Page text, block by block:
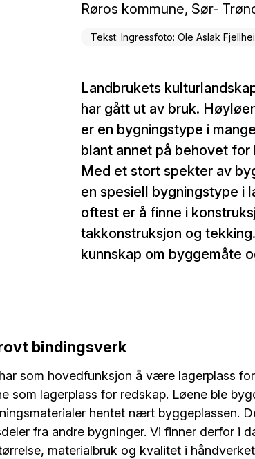
Røros kommune, Sør-
Tekst: Ingressfoto: Ole Aslak
Landbrukets
har gått ut av bruk.
er en bygningstype i
blant annet på behovet
Med et stort spekter av
en spesiell bygningstype i
oftest er å finne i
takkonstruksjon og
kunnskap om byggemåte
bindingsverk
som hovedfunksjon å være lagerplass
som lagerplass for redskap. Løene ble
hentet nært byggeplassen.
fra andre bygninger. Vi finner derfor i
materialbruk og kvalitet i